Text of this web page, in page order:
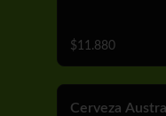
$11.880
Cerveza